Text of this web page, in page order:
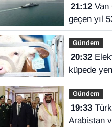
21:12Van Gölü'nde
geçen yıl
yük taşındı
Gündem
20:32Elektronik
küpede
Gündem
19:33Türkiye, Suudi
Arabistan